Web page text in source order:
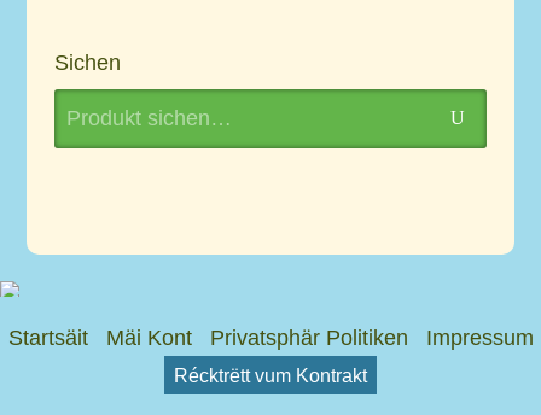
Sichen
Search
for:
U
Startsäit Mäi Kont Privatsphär Politiken Impressum
Récktrëtt vum Kontrakt